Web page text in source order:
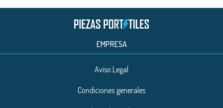
EMPRESA
Aviso Legal
Condiciones generales